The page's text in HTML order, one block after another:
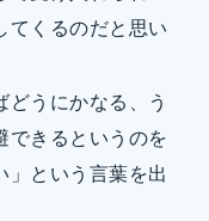
てくるのだと思い
どうにかなる、う
できるというのを
」という言葉を出